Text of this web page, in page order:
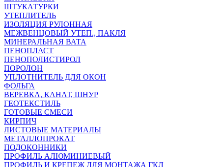
ШТУКАТУРКИ
УТЕПЛИТЕЛЬ
ИЗОЛЯЦИЯ РУЛОННАЯ
МЕЖВЕНЦОВЫЙ УТЕП., ПАКЛЯ
МИНЕРАЛЬНАЯ ВАТА
ПЕНОПЛАСТ
ПЕНОПОЛИСТИРОЛ
ПОРОЛОН
УПЛОТНИТЕЛЬ ДЛЯ ОКОН
ФОЛЬГА
ВЕРЕВКА, КАНАТ, ШНУР
ГЕОТЕКСТИЛЬ
ГОТОВЫЕ СМЕСИ
КИРПИЧ
ЛИСТОВЫЕ МАТЕРИАЛЫ
МЕТАЛЛОПРОКАТ
ПОДОКОННИКИ
ПРОФИЛЬ АЛЮМИНИЕВЫЙ
ПРОФИЛЬ И КРЕПЕЖ ДЛЯ МОНТАЖА ГКЛ